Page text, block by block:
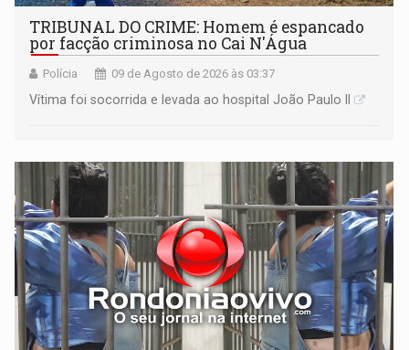
TRIBUNAL DO CRIME: Homem é espancado
por facção criminosa no Cai N'Água
Polícia 09 de Agosto de 2026 às 03:37
Vítima foi socorrida e levada ao hospital João Paulo II